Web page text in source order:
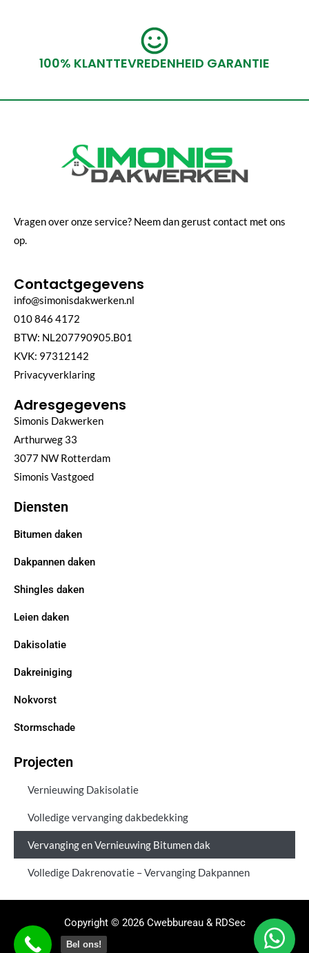
100% KLANTTEVREDENHEID GARANTIE
Vragen over onze service? Neem dan gerust contact met ons
op.
Contactgegevens
info@simonisdakwerken.nl
010 846 4172
BTW: NL207790905.B01
KVK: 97312142
Privacyverklaring
Adresgegevens
Simonis Dakwerken
Arthurweg 33
3077 NW Rotterdam
Simonis Vastgoed
Diensten
Bitumen daken
Dakpannen daken
Shingles daken
Leien daken
Dakisolatie
Dakreiniging
Nokvorst
Stormschade
Projecten
Vernieuwing Dakisolatie
Volledige vervanging dakbedekking
Vervanging en Vernieuwing Bitumen dak
Volledige Dakrenovatie – Vervanging Dakpannen
Copyright © 2026 Cwebbureau & RDSec
Bel ons!